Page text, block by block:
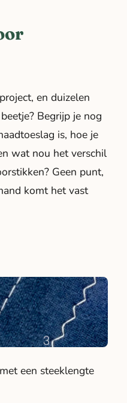
en duizelen
Begrijp je nog
is, hoe je
wat nou het verschil
Geen punt,
komt het vast
een steeklengte